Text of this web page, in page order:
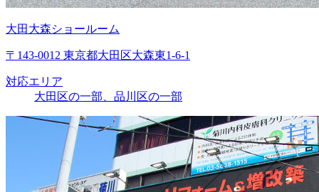
大田大森ショールーム
〒143-0012 東京都大田区大森東1-6-1
対応エリア
大田区の一部、品川区の一部